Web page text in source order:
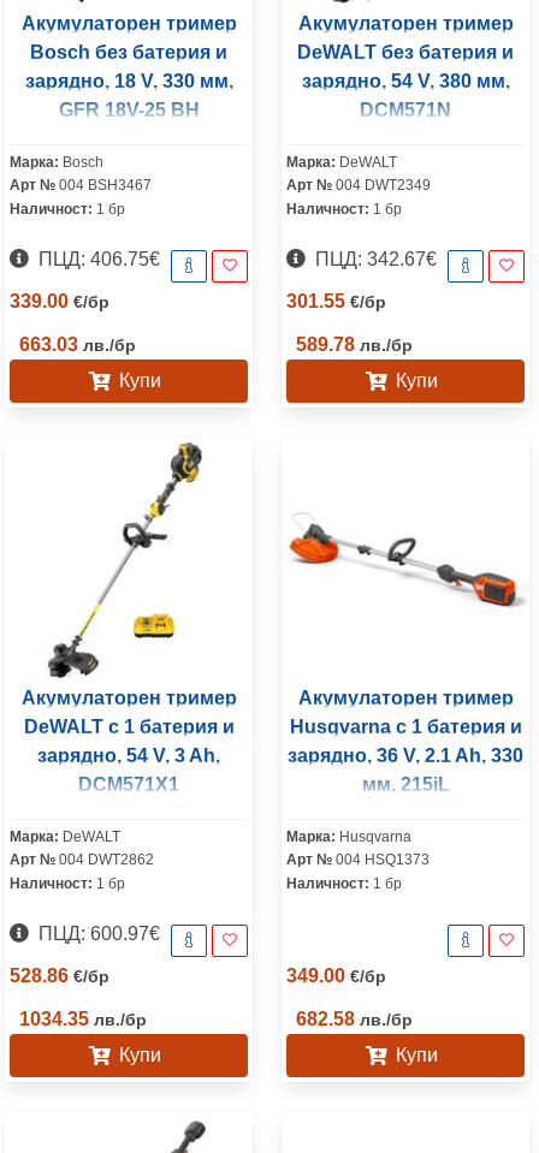
Акумулаторен тример
Bosch без батерия и
зарядно, 18 V, 330 мм,
GFR 18V-25 BH
Марка: Bosch
Арт № 004 BSH3467
Наличност: 1 бр
ПЦД: 406.75€
339.00 €/бр
663.03 лв./бр
Купи
Акумулаторен тример
DeWALT без батерия и
зарядно, 54 V, 380 мм,
DCM571N
Марка: DeWALT
Арт № 004 DWT2349
Наличност: 1 бр
ПЦД: 342.67€
301.55 €/бр
589.78 лв./бр
Купи
Акумулаторен тример
DeWALT с 1 батерия и
зарядно, 54 V, 3 Ah,
DCM571X1
Марка: DeWALT
Арт № 004 DWT2862
Наличност: 1 бр
ПЦД: 600.97€
528.86 €/бр
1034.35 лв./бр
Купи
Акумулаторен тример
Husqvarna с 1 батерия и
зарядно, 36 V, 2.1 Ah, 330
мм, 215iL
Марка: Husqvarna
Арт № 004 HSQ1373
Наличност: 1 бр
349.00 €/бр
682.58 лв./бр
Купи